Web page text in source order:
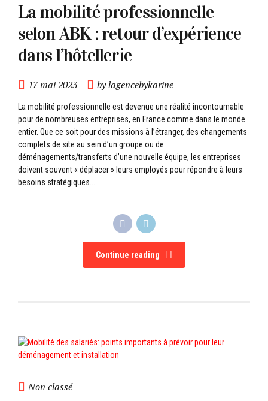
La mobilité professionnelle
selon ABK : retour d’expérience
dans l’hôtellerie
17 mai 2023 by lagencebykarine
La mobilité professionnelle est devenue une réalité incontournable
pour de nombreuses entreprises, en France comme dans le monde
entier. Que ce soit pour des missions à l’étranger, des changements
complets de site au sein d’un groupe ou de
déménagements/transferts d’une nouvelle équipe, les entreprises
doivent souvent « déplacer » leurs employés pour répondre à leurs
besoins stratégiques...
Continue reading
Non classé